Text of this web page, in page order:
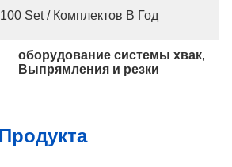
100 Set / Комплектов В Год
оборудование системы хвак
Выпрямления и резки